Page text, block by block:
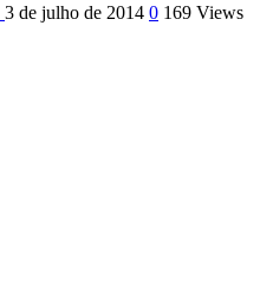
3 de julho de 2014 0 169 Views